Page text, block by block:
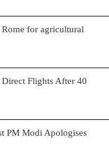
for agricultural
Flights After 40
PM Modi Apologises